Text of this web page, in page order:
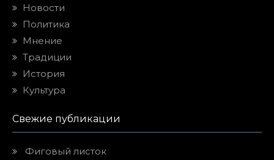
Новости
Политика
Мнение
Традиции
История
Культура
Свежие публикации
Фиговый листок